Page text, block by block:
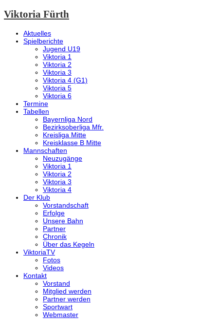
Viktoria Fürth
Aktuelles
Spielberichte
Jugend U19
Viktoria 1
Viktoria 2
Viktoria 3
Viktoria 4 (G1)
Viktoria 5
Viktoria 6
Termine
Tabellen
Bayernliga Nord
Bezirksoberliga Mfr.
Kreisliga Mitte
Kreisklasse B Mitte
Mannschaften
Neuzugänge
Viktoria 1
Viktoria 2
Viktoria 3
Viktoria 4
Der Klub
Vorstandschaft
Erfolge
Unsere Bahn
Partner
Chronik
Über das Kegeln
ViktoriaTV
Fotos
Videos
Kontakt
Vorstand
Mitglied werden
Partner werden
Sportwart
Webmaster